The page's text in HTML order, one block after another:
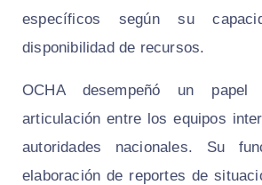
específicos según su
disponibilidad de recursos.
OCHA desempeñó un
articulación entre los equipos
autoridades nacionales. Su
elaboración de reportes de